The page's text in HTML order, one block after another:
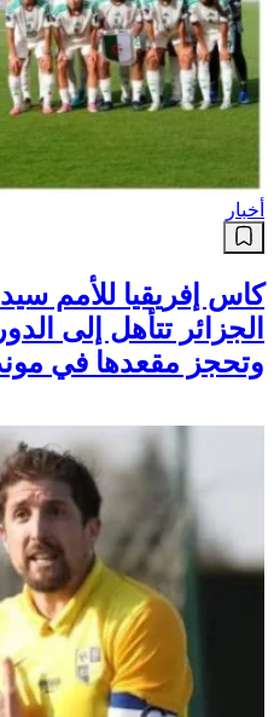
أخبار
الجزائر تتأهل إلى
وتحجز مقعدها في مونديال